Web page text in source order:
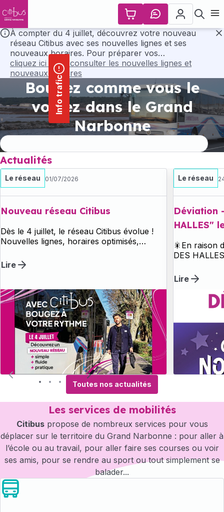
principal
À compter du 4 juillet, découvrez votre nouveau
réseau Citibus avec ses nouvelles lignes et ses
nouveaux horaires. Pour préparer vos
déplacements, consultez l’ensemble des horaires et
les plans du nouveau réseau en cliquant ci-dessous..
cliquez ici pour consulter les nouvelles lignes et
nouveaux horaires
Info trafic
Bougez comme vous le
voulez dans le Grand
Narbonne
Actualités
Le réseau 01/07/2026
Nouveau réseau Citibus
Dès le 4 juillet, le réseau Citibus évolue !
Nouvelles lignes, horaires optimisés,
demande et réseau plus lisible : découvrez
dès maintenant toutes les nouveautés et
le Grand Narbonne.
Lire
Le réseau
Déviation
HALLES"
🎇En raison
DES
de 17h
Lire
Toutes nos actualités
Les services de mobilités
Citibuspropose de nombreux services pour vous
déplacer sur le territoire du Grand Narbonne : pour aller à
l’école ou au travail, pour aller faire ses courses ou voir
ses amis, pour se rendre au sport ou tout simplement se
balader...
Panneau de gestion des cookies